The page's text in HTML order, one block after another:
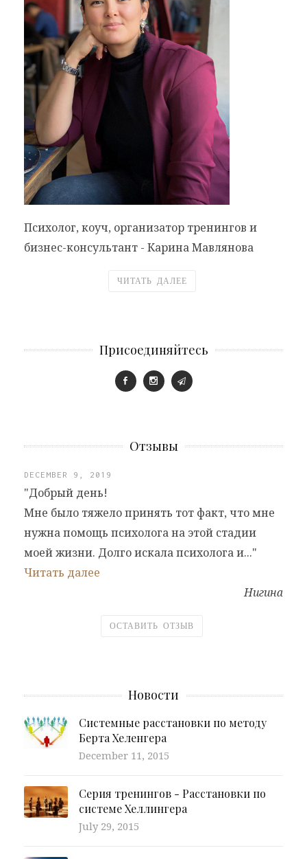
Психолог, коуч, организатор тренингов и
бизнес-консультант - Карина Мавлянова
ЧИТАТЬ ДАЛЕЕ
Присоединяйтесь
Отзывы
DECEMBER 9, 2019
"Добрый день!
Мне было тяжело принять тот факт, что мне
нужна помощь психолога на этой стадии
моей жизни. Долго искала психолога и..."
Читать далее
Нигина
ОСТАВИТЬ ОТЗЫВ
Новости
Системные расстановки по методу
Берта Хеленгера
December 11, 2015
Серия тренингов - Расстановки по
системе Хеллингера
July 29, 2015